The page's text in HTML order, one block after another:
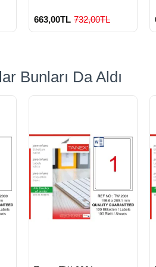
663,00TL 732,00TL
Bunları Da Aldı